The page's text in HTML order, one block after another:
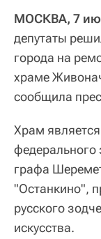
МОСКВА, 7
депутаты
города на
храме
сообщила
Храм
федерального
графа
"Останкино",
русского
искусства.